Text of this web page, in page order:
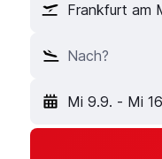
Frankfurt am
Nach?
Mi 9.9. - Mi